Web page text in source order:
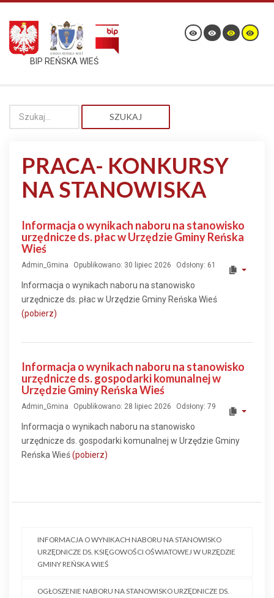
BIP REŃSKA WIEŚ
SZUKAJ
PRACA- KONKURSY
NA STANOWISKA
Informacja o wynikach naboru na stanowisko
urzędnicze ds. płac w Urzędzie Gminy Reńska
Wieś
Admin_Gmina Opublikowano: 30 lipiec 2026 Odsłony: 61
Informacja o wynikach naboru na stanowisko
urzędnicze ds. płac w Urzędzie Gminy Reńska Wieś
(pobierz)
Informacja o wynikach naboru na stanowisko
urzędnicze ds. gospodarki komunalnej w
Urzędzie Gminy Reńska Wieś
Admin_Gmina Opublikowano: 28 lipiec 2026 Odsłony: 79
Informacja o wynikach naboru na stanowisko
urzędnicze ds. gospodarki komunalnej w Urzędzie Gminy
Reńska Wieś(pobierz)
INFORMACJA O WYNIKACH NABORU NA STANOWISKO
URZĘDNICZE DS. KSIĘGOWOŚCI OŚWIATOWEJ W URZĘDZIE
GMINY REŃSKA WIEŚ
OGŁOSZENIE NABORU NA STANOWISKO URZĘDNICZE DS.